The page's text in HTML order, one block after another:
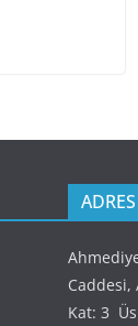
ADRES
Caddesi,
Kat: 3